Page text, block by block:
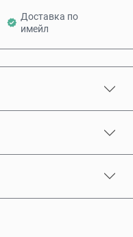
Доставка по
имейл